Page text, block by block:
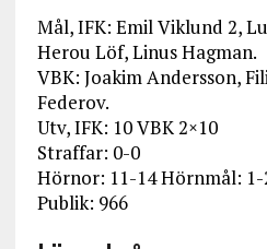
Mål, IFK: Emil Viklund 2,
Herou Löf, Linus Hagman.
VBK: Joakim Andersson,
Federov.
Utv, IFK: 10 VBK 2×10
Straffar: 0-0
Hörnor: 11-14 Hörnmål: 1-
Publik: 966